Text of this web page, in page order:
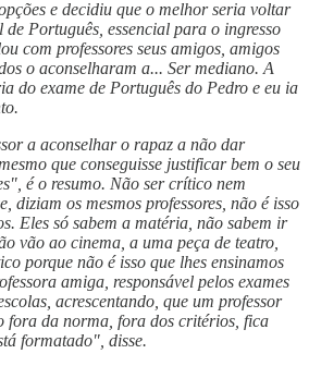
e decidiu que o melhor seria voltar
Português, essencial para o ingresso
com professores seus amigos, amigos
o aconselharam a... Ser mediano. A
do exame de Português do Pedro e eu ia
a aconselhar o rapaz a não dar
que conseguisse justificar bem o seu
é o resumo. Não ser crítico nem
diziam os mesmos professores, não é isso
Eles só sabem a matéria, não sabem ir
vão ao cinema, a uma peça de teatro,
porque não é isso que lhes ensinamos
amiga, responsável pelos exames
acrescentando, que um professor
fora da norma, fora dos critérios, fica
formatado", disse.